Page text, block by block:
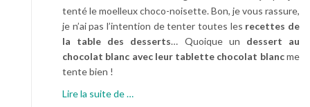
tenté le moelleux choco-noisette. Bon, je vous rassure,
je n’ai pas l’intention de tenter toutes les recettes de
la table des desserts… Quoique un dessert au
chocolat blanc avec leur tablette chocolat blancme
tente bien !
Lire la suite de…